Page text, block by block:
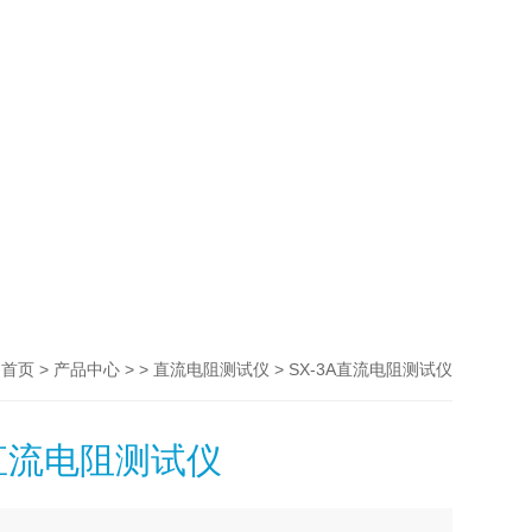
首页> 产品中心> > 直流电阻测试仪 > SX-3A直流电阻测试仪
电阻测试仪